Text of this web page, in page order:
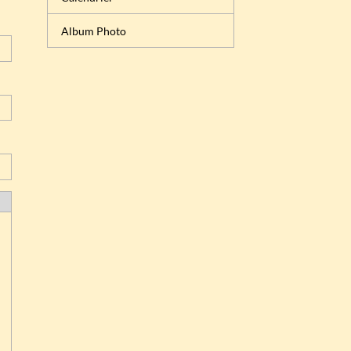
Album Photo